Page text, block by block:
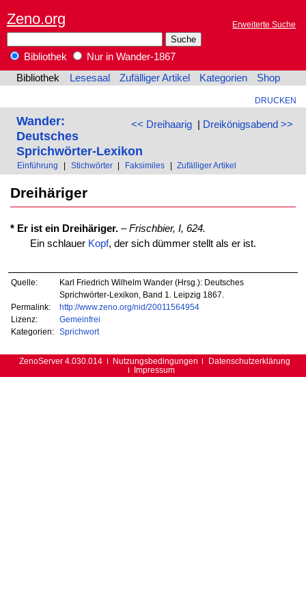
Zeno.org Erweiterte Suche
Bibliothek
Nur in Wander-1867
Bibliothek
Lesesaal Zufälliger Artikel Kategorien Shop
DRUCKEN
<< Dreihaarig| Dreikönigsabend >>
Wander:
Deutsches
Sprichwörter-Lexikon
Einführung Stichwörter Faksimiles Zufälliger Artikel
Dreihäriger
* Er ist ein Dreihäriger.–Frischbier, I, 624.
Ein schlauer Kopf, der sich dümmer stellt als er ist.
Quelle:
Karl Friedrich Wilhelm Wander (Hrsg.): Deutsches
Sprichwörter-Lexikon, Band 1. Leipzig 1867.
Permalink:
http://www.zeno.org/nid/20011564954
Lizenz:
Gemeinfrei
Kategorien:
Sprichwort
ZenoServer 4.030.014 Nutzungsbedingungen
Datenschutzerklärung
Impressum